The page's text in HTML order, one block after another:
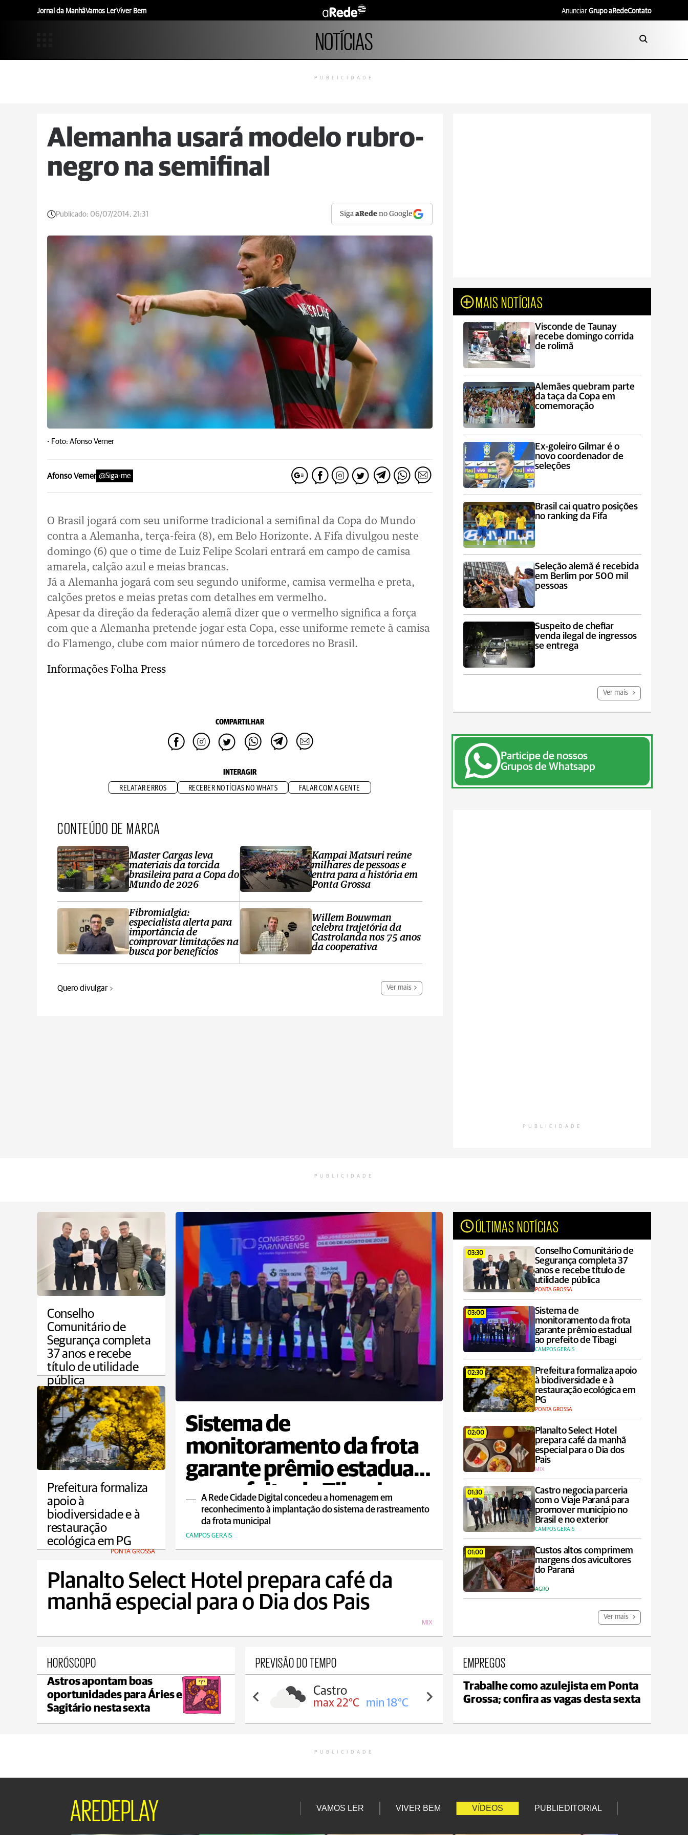
Jornal da ManhãVamos LerViver Bem Anunciar Grupo aRedeContato
NOTÍCIAS
PUBLICIDADE
Alemanha usará modelo rubro-
negro na semifinal
Publicado: 06/07/2014, 21:31 SigaaRede no Google
- Foto: Afonso Verner
Afonso Verner @Siga-me
O Brasil jogará com seu uniforme tradicional a semifinal da Copa do Mundo
contra a Alemanha, terça-feira (8), em Belo Horizonte. A Fifa divulgou neste
domingo (6) que o time de Luiz Felipe Scolari entrará em campo de camisa
amarela, calção azul e meias brancas.
Já a Alemanha jogará com seu segundo uniforme, camisa vermelha e preta,
calções pretos e meias pretas com detalhes em vermelho.
Apesar da direção da federação alemã dizer que o vermelho significa a força
com que a Alemanha pretende jogar esta Copa, esse uniforme remete à camisa
do Flamengo, clube com maior número de torcedores no Brasil.
Informações Folha Press
COMPARTILHAR
INTERAGIR
RELATAR ERROS RECEBER NOTÍCIAS NO WHATS FALAR COM A GENTE
CONTEÚDO DE MARCA
Master Cargas leva
materiais da torcida
brasileira para a Copa do
Mundo de 2026
Fibromialgia:
especialista alerta para
importância de
comprovar limitações na
busca por benefícios
Kampai Matsuri reúne
milhares de pessoas e
entra para a história em
Ponta Grossa
Willem Bouwman
celebra trajetória da
Castrolanda nos 75 anos
da cooperativa
Quero divulgar Ver mais
MAIS NOTÍCIAS
Visconde de Taunay
recebe domingo corrida
de rolimã
Alemães quebram parte
da taça da Copa em
comemoração
Ex-goleiro Gilmar é o
novo coordenador de
seleções
Brasil cai quatro posições
no ranking da Fifa
Seleção alemã é recebida
em Berlim por 500 mil
pessoas
Suspeito de chefiar
venda ilegal de ingressos
se entrega
Ver mais
Participe de nossos
Grupos de Whatsapp
PUBLICIDADE
PUBLICIDADE
Conselho
Comunitário de
Segurança completa
37 anos e recebe
título de utilidade
pública
PONTA GROSSA
Sistema de
monitoramento da frota
garante prêmio estadual
ao prefeito de Tibagi
A Rede Cidade Digital concedeu a homenagem em
reconhecimento à implantação do sistema de rastreamento
da frota municipal
CAMPOS GERAIS
ÚLTIMAS NOTÍCIAS
03:30
Conselho Comunitário de
Segurança completa 37
anos e recebe título de
utilidade pública
PONTA GROSSA
03:00
Sistema de
monitoramento da frota
garante prêmio estadual
ao prefeito de Tibagi
CAMPOS GERAIS
02:30
Prefeitura formaliza apoio
à biodiversidade e à
restauração ecológica em
PG
PONTA GROSSA
02:00
Planalto Select Hotel
prepara café da manhã
especial para o Dia dos
Pais
MIX
01:30
Castro negocia parceria
com o Viaje Paraná para
promover município no
Brasil e no exterior
CAMPOS GERAIS
01:00
Custos altos comprimem
margens dos avicultores
do Paraná
AGRO
Ver mais
Prefeitura formaliza
apoio à
biodiversidade e à
restauração
ecológica em PG
PONTA GROSSA
Planalto Select Hotel prepara café da
manhã especial para o Dia dos Pais
MIX
HORÓSCOPO
Astros apontam boas
oportunidades para Áries e
Sagitário nesta sexta
PREVISÃO DO TEMPO
Ponta Grossa
max 21°C min 18°C
Castro
max 22°C min 18°C
Carambeí
max 21°C min 18°C
EMPREGOS
Trabalhe como azulejista em Ponta
Grossa; confira as vagas desta sexta
PUBLICIDADE
AREDEPLAY VAMOS LER VIVER BEM VÍDEOS PUBLIEDITORIAL